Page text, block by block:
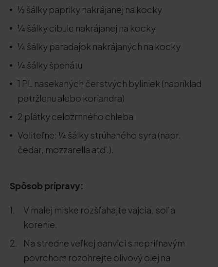
½ šálky papriky nakrájanej na kocky
¼ šálky cibule nakrájanej na kocky
¼ šálky paradajok nakrájaných na kocky
¼ šálky špenátu
1 PL nasekaných čerstvých byliniek (napríklad
petržlenu alebo koriandra)
2 plátky celozrnného chleba
Voliteľne: ¼ šálky strúhaného syra (napr.
čedar, mozzarella atď.).
Spôsob prípravy:
V malej miske rozšľahajte vajcia, soľ a
korenie.
Na stredne veľkej panvici s nepriľnavým
povrchom rozohrejte olivový olej na